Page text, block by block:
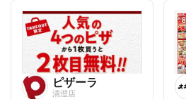
l
o
w
ピザーラ
清澄店